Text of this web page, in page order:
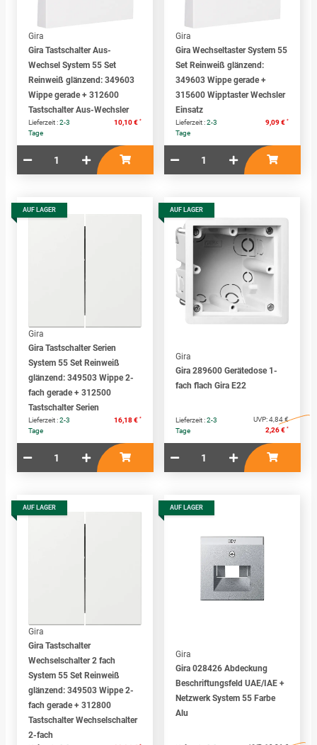
Gira
Gira Tastschalter Aus-
Wechsel System 55 Set
Reinweiß glänzend: 349603
Wippe gerade + 312600
Tastschalter Aus-Wechsler
Lieferzeit :2-3
Tage
10,10 € *
Gira
Gira Wechseltaster System 55
Set Reinweiß glänzend:
349603 Wippe gerade +
315600 Wipptaster Wechsler
Einsatz
Lieferzeit :2-3
Tage
9,09 € *
AUF LAGER
Gira
Gira Tastschalter Serien
System 55 Set Reinweiß
glänzend: 349503 Wippe 2-
fach gerade + 312500
Tastschalter Serien
Lieferzeit :2-3
Tage
16,18 € *
AUF LAGER
Gira
Gira 289600 Gerätedose 1-
fach flach Gira E22
Lieferzeit :2-3
Tage
UVP:4,84 €
2,26 € *
AUF LAGER
Gira
Gira Tastschalter
Wechselschalter 2 fach
System 55 Set Reinweiß
glänzend: 349503 Wippe 2-
fach gerade + 312800
Tastschalter Wechselschalter
2-fach
AUF LAGER
Gira
Gira 028426 Abdeckung
Beschriftungsfeld UAE/IAE +
Netzwerk System 55 Farbe
Alu